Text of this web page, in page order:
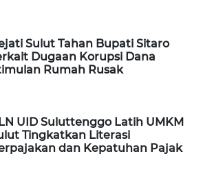
Sulut Tahan Bupati Sitaro
Dugaan Korupsi Dana
Rumah Rusak
UID Suluttenggo Latih UMKM
Tingkatkan Literasi
dan Kepatuhan Pajak